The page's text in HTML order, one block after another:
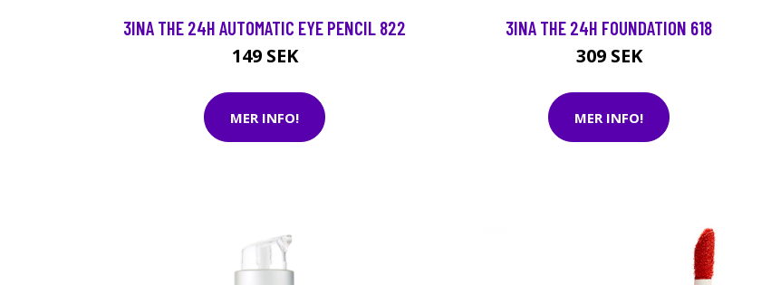
3INA THE 24H AUTOMATIC EYE PENCIL 822
149 SEK
MER INFO!
3INA THE 24H FOUNDATION 618
309 SEK
MER INFO!